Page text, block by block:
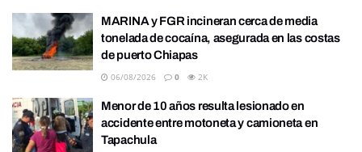
MARINA y FGR incineran cerca de media
tonelada de cocaína, asegurada en las costas
de puerto Chiapas
06/08/2026 0 2K
Menor de 10 años resulta lesionado en
accidente entre motoneta y camioneta en
Tapachula